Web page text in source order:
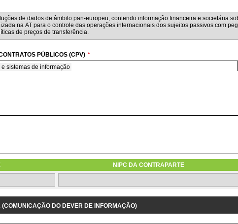
PÚBLICOS (CPV) *
sistemas de informação
À CONCORRÊNCIA COM BASE NO TCO
submetida à concorrência com base no custo total de utilização das soluções a
NIPC DA CONTRAPARTE
DO DEVER DE INFORMAÇÃO)